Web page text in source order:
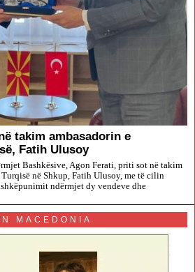
takim ambasadorin e
Fatih Ulusoy
Bashkësive, Agon Ferati, priti sot në takim
në Shkup, Fatih Ulusoy, me të cilin
ndërmjet dy vendeve dhe
MACEDONIA